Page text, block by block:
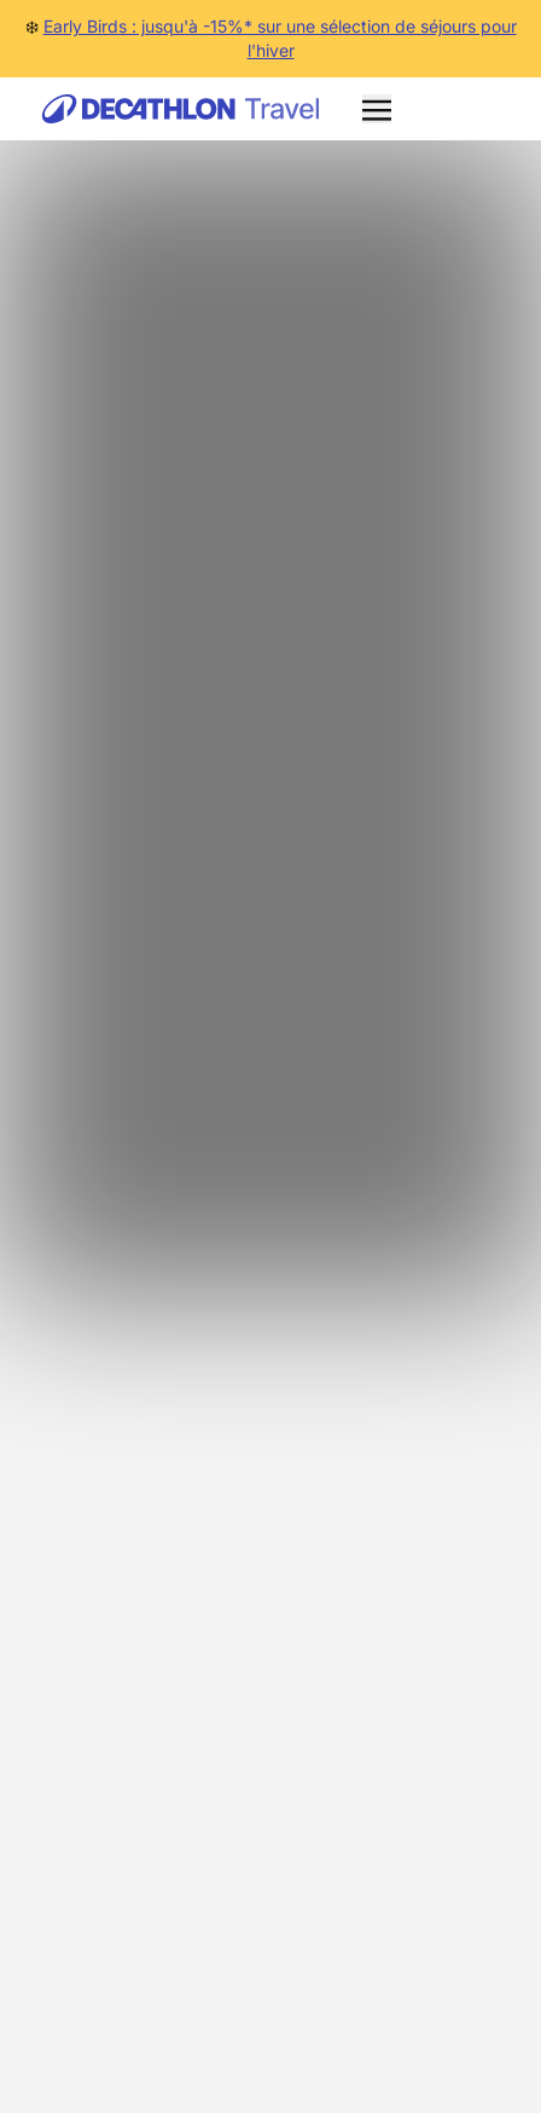
❄️ Early Birds : jusqu'à -15%* sur une sélection de séjours pour
l'hiver